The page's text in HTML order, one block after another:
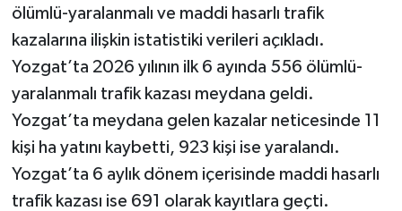
ölümlü-yaralanmalı ve maddi hasarlı trafik
kazalarına ilişkin istatistiki verileri açıkladı.
Yozgat’ta 2026 yılının ilk 6 ayında 556 ölümlü-
yaralanmalı trafik kazası meydana geldi.
Yozgat’ta meydana gelen kazalar neticesinde 11
kişi ha yatını kaybetti, 923 kişi ise yaralandı.
Yozgat’ta 6 aylık dönem içerisinde maddi hasarlı
trafik kazası ise 691 olarak kayıtlara geçti.